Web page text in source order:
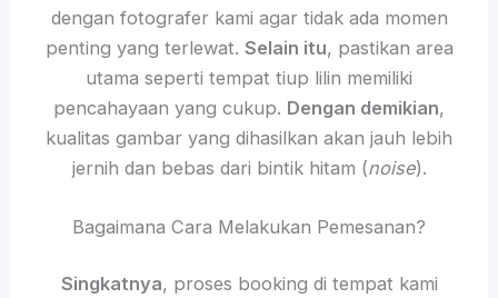
dengan fotografer kami agar tidak ada momen
penting yang terlewat. Selain itu, pastikan area
utama seperti tempat tiup lilin memiliki
pencahayaan yang cukup. Dengan demikian,
kualitas gambar yang dihasilkan akan jauh lebih
jernih dan bebas dari bintik hitam (noise).
Bagaimana Cara Melakukan Pemesanan?
Singkatnya, proses booking di tempat kami